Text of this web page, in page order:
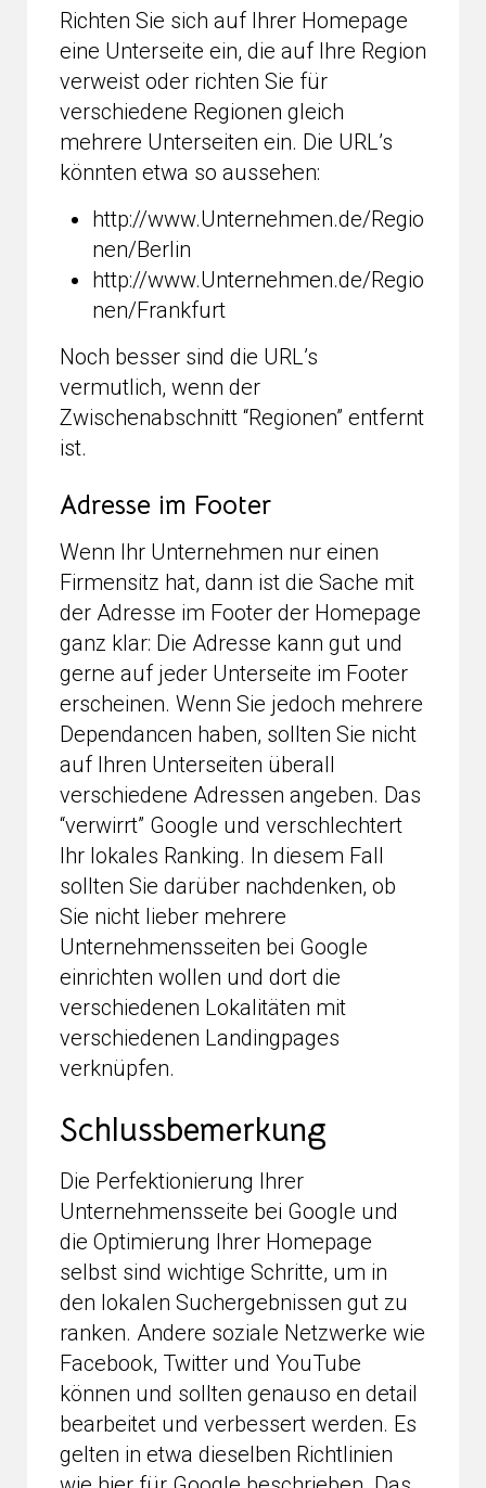
Richten Sie sich auf Ihrer Homepage
eine Unterseite ein, die auf Ihre Region
verweist oder richten Sie für
verschiedene Regionen gleich
mehrere Unterseiten ein. Die URL’s
könnten etwa so aussehen:
http://www.Unternehmen.de/Regio
nen/Berlin
http://www.Unternehmen.de/Regio
nen/Frankfurt
Noch besser sind die URL’s
vermutlich, wenn der
Zwischenabschnitt “Regionen” entfernt
ist.
Adresse im Footer
Wenn Ihr Unternehmen nur einen
Firmensitz hat, dann ist die Sache mit
der Adresse im Footer der Homepage
ganz klar: Die Adresse kann gut und
gerne auf jeder Unterseite im Footer
erscheinen. Wenn Sie jedoch mehrere
Dependancen haben, sollten Sie nicht
auf Ihren Unterseiten überall
verschiedene Adressen angeben. Das
“verwirrt” Google und verschlechtert
Ihr lokales Ranking. In diesem Fall
sollten Sie darüber nachdenken, ob
Sie nicht lieber mehrere
Unternehmensseiten bei Google
einrichten wollen und dort die
verschiedenen Lokalitäten mit
verschiedenen Landingpages
verknüpfen.
Schlussbemerkung
Die Perfektionierung Ihrer
Unternehmensseite bei Google und
die Optimierung Ihrer Homepage
selbst sind wichtige Schritte, um in
den lokalen Suchergebnissen gut zu
ranken. Andere soziale Netzwerke wie
Facebook, Twitter und YouTube
können und sollten genauso en detail
bearbeitet und verbessert werden. Es
gelten in etwa dieselben Richtlinien